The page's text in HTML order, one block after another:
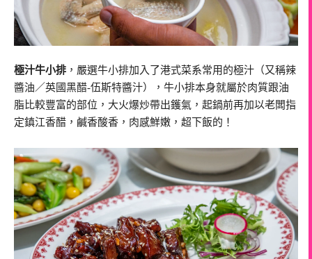
極汁牛小排 ，嚴選牛小排加入了港式菜系常用的極汁（又稱辣
醬油／英國黑醋-伍斯特醬汁），牛小排本身就屬於肉質跟油
脂比較豐富的部位，大火爆炒帶出鑊氣，起鍋前再加以老闆指
定鎮江香醋，鹹香酸香，肉感鮮嫩，超下飯的！